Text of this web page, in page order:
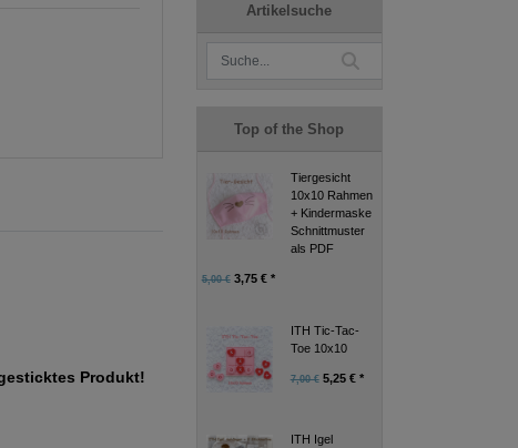
Produkt!
Artikelsuche
Top of the Shop
Tiergesicht
10x10 Rahmen
+ Kindermaske
Schnittmuster
als PDF
5,00 €3,75 € *
ITH Tic-Tac-
Toe 10x10
7,00 €5,25 € *
ITH Igel